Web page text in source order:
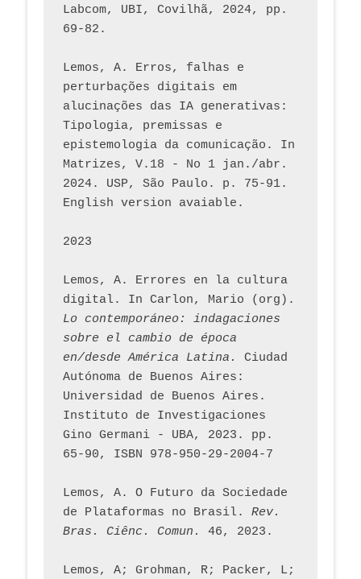
Labcom, UBI, Covilhã, 2024, pp.
69-82.
Lemos, A. Erros, falhas e
perturbações digitais em
alucinações das IA generativas:
Tipologia, premissas e
epistemologia da comunicação. In
Matrizes, V.18 - No 1 jan./abr.
2024. USP, São Paulo. p. 75-91.
English version avaiable.
2023
Lemos, A. Errores en la cultura
Lo contemporáneo: indagaciones
sobre el cambio de época
en/desde América Latina.
Ciudad
Autónoma de Buenos Aires:
Universidad de Buenos Aires.
Instituto de Investigaciones
Gino Germani - UBA, 2023. pp.
65-90, ISBN 978-950-29-2004-7
Lemos, A. O Futuro da Sociedade
de Plataformas no Brasil. Rev.
Bras. Ciênc. Comun.
Lemos, A; Grohman, R; Packer, L;